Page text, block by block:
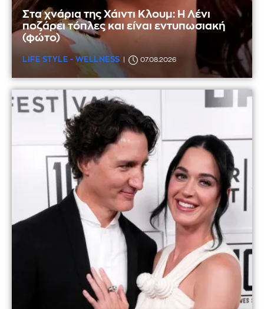
Στα χνάρια της Χάιντι Κλουμ: Η Λένι
ποζάρει τόπλες και είναι εντυπωσιακή
(φώτο)
LIFE STYLE - WELLNESS 07.08.2026